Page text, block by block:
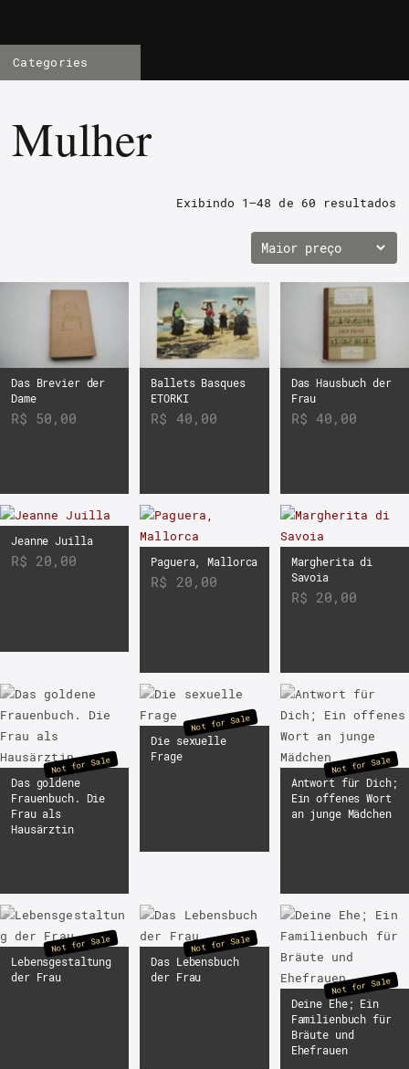
Categories
Mulher
Exibindo 1–48 de 60 resultados
Das Brevier der
Dame
R$ 50,00
Ballets Basques
ETORKI
R$ 40,00
Das Hausbuch der
Frau
R$ 40,00
Jeanne Juilla
R$ 20,00 Paguera, Mallorca
R$ 20,00
Margherita di
Savoia
R$ 20,00
Das goldene
Frauenbuch. Die
Frau als
Hausärztin
Not for Sale
Die sexuelle
Frage
Not for Sale
Antwort für Dich;
Ein offenes Wort
an junge Mädchen
Not for Sale
Lebensgestaltung
der Frau
Not for Sale
Das Lebensbuch
der Frau
Not for Sale
Deine Ehe; Ein
Familienbuch für
Bräute und
Ehefrauen
Not for Sale